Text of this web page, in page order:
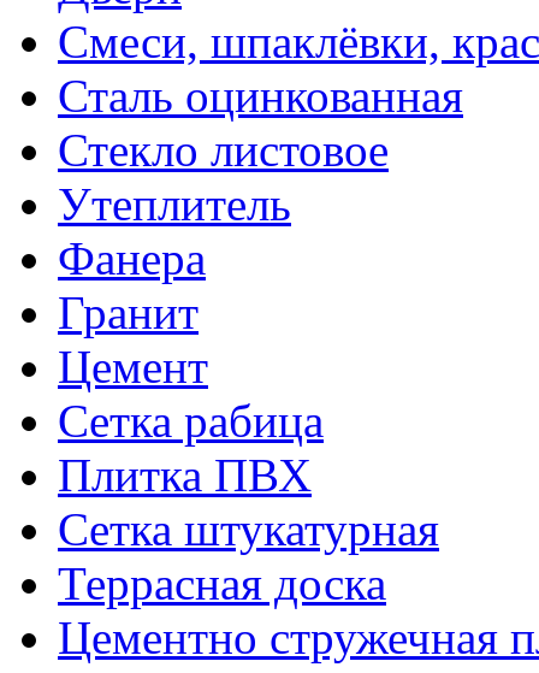
Смеси, шпаклёвки,
Сталь оцинкованная
Стекло листовое
Утеплитель
Фанера
Гранит
Цемент
Сетка рабица
Плитка ПВХ
Сетка штукатурная
Террасная доска
Цементно стружечная